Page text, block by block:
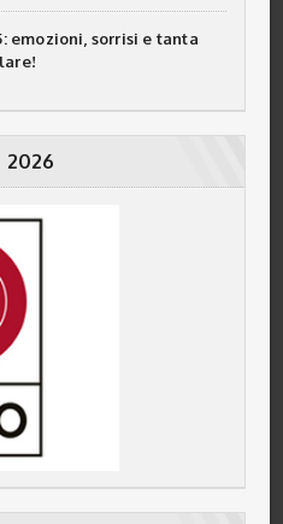
emozioni, sorrisi e tanta
2026